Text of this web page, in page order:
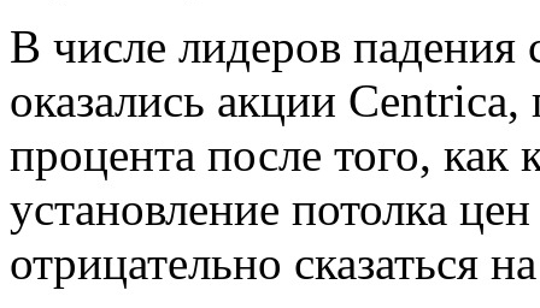
В числе лидеров
оказались акции
процента после того, как
установление потолка
отрицательно сказаться